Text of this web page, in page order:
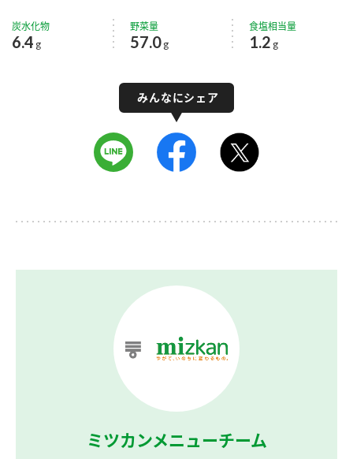
炭水化物
6.4 g
野菜量
57.0g
食塩相当量
1.2 g
ミツカンメニューチーム